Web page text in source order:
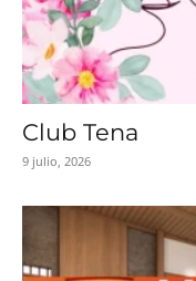
Club Tena
9 julio, 2026